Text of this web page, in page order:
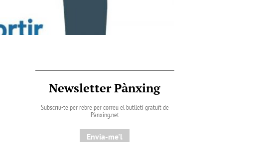
Newsletter Pànxing
Subscriu-te per rebre per correu el butlletí gratuït de
Pànxing.net​
Envia-me'l